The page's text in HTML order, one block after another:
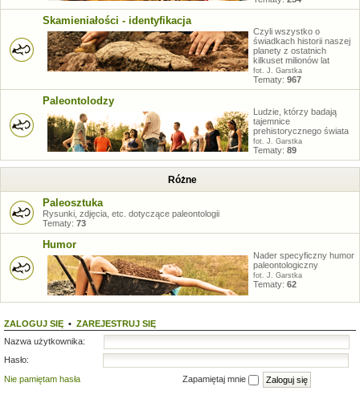
Skamieniałości - identyfikacja
Czyli wszystko o
świadkach historii naszej
planety z ostatnich
kilkuset milionów lat
fot. J. Garstka
Tematy: 967
Paleontolodzy
Ludzie, którzy badają
tajemnice
prehistorycznego świata
fot. J. Garstka
Tematy: 89
Różne
Paleosztuka
Rysunki, zdjęcia, etc. dotyczące paleontologii
Tematy: 73
Humor
Nader specyficzny humor
paleontologiczny
fot. J. Garstka
Tematy: 62
ZALOGUJ SIĘ • ZAREJESTRUJ SIĘ
Nazwa użytkownika:
Hasło:
Nie pamiętam hasła
Zapamiętaj mnie